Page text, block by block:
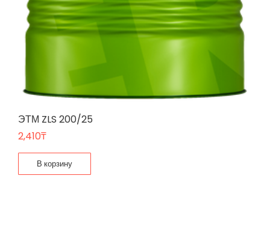
ЭТМ ZLS 200/25
2,410₸
В корзину